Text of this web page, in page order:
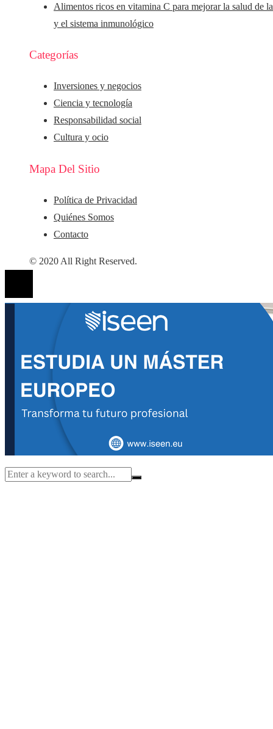
Alimentos ricos en vitamina C para mejorar la salud de
y el sistema inmunológico
Categorías
Inversiones y negocios
Ciencia y tecnología
Responsabilidad social
Cultura y ocio
Mapa Del Sitio
Política de Privacidad
Quiénes Somos
Contacto
© 2020 All Right Reserved.